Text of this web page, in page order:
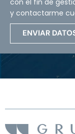
y contactarme
ENVIAR